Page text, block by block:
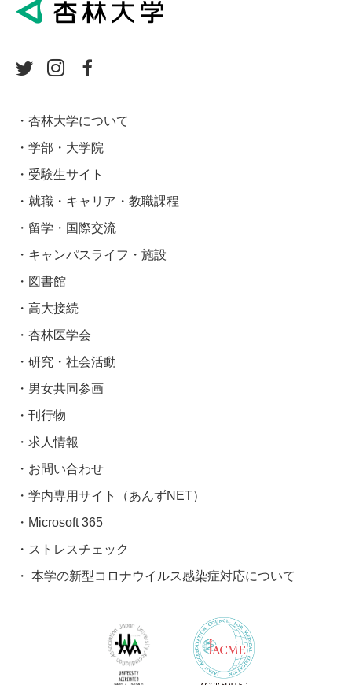
杏林大学について
学部・大学院
受験生サイト
就職・キャリア・教職課程
留学・国際交流
キャンパスライフ・施設
図書館
高大接続
杏林医学会
研究・社会活動
男女共同参画
刊行物
求人情報
お問い合わせ
学内専用サイト（あんずNET）
Microsoft 365
ストレスチェック
本学の新型コロナウイルス感染症対応について